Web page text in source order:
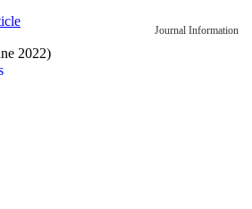
Journal Information
2022)